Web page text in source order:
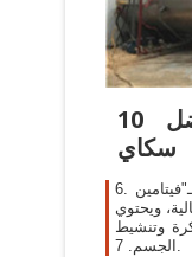
10 زيوت للطهي.. ما الأفضل
سكاي
نيوز ...
6. زيت عباد الشمس: هذا الزيت غني بـ"فيتامين e"
ويحتوي
للذاكرة وتنشيط
الجسم. 7.